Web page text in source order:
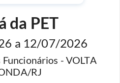
da PET
a 12/07/2026
Funcionários - VOLTA
RJ